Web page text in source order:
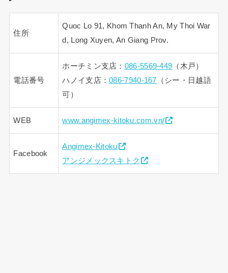
住所
Quoc Lo 91, Khom Thanh An, My Thoi War
d, Long Xuyen, An Giang Prov.
電話番号
ホーチミン支店： 086-5569-449 （木戸）
ハノイ支店：086-7940-167 （シー・日越語
可）
WEB www.angimex-kitoku.com.vn/
Facebook
Angimex-Kitoku
アンジメックスキトク